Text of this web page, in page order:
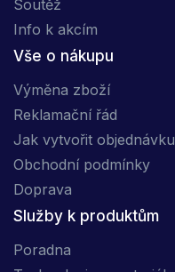
Soutěž
Info k akcím
Vše o nákupu
Výměna zboží
Reklamační řád
Jak vytvořit objednávku
Obchodní podmínky
Doprava
Služby k produktům
Poradna